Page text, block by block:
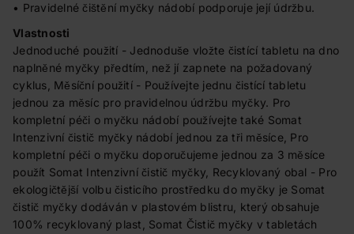
• Pravidelné čištění myčky nádobí podporuje její údržbu.
Vlastnosti
Jednoduché použití - Jednoduše vložte čistící tabletu na dno
naplněné myčky předtím, než jí zapnete na požadovaný
cyklus, Měsíční použití - Používejte jednu čistící tabletu
jednou za měsíc pro pravidelnou údržbu myčky. Pro
kompletní péči o myčku nádobí používejte také Somat
Intenzivní čistič myčky nádobí jednou za tři měsíce, Pro
kompletní péči o myčku doporučujeme jednou za 3 měsíce
použít Somat Intenzivní čistič myčky, Recyklovaný obal - Pro
ekologičtější volbu čisticího prostředku do myčky je Somat
čistič myčky dodáván v plastovém blistru, který obsahuje
100% recyklovaný plast, Somat Čistič myčky v tabletách